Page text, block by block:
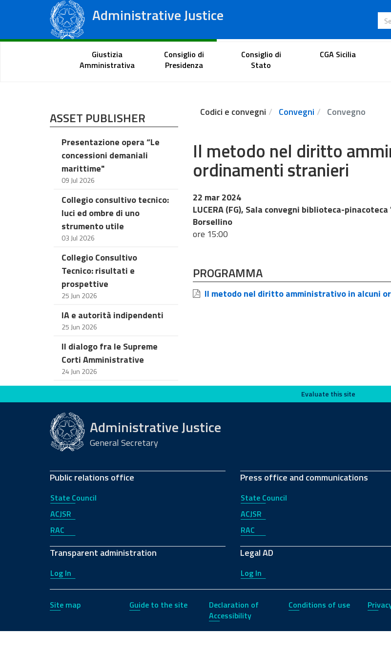
Administrative Justice
Regional Administrative Courts
Citizen Portal Lawyer's portal
Giustizia
Amministrativa
Consiglio di
Presidenza
Consiglio di
Stato
CGA Sicilia
ASSET PUBLISHER
Presentazione opera “Le
concessioni demaniali
marittime"
09 Jul 2026
Collegio consultivo tecnico:
luci ed ombre di uno
strumento utile
03 Jul 2026
Collegio Consultivo
Tecnico: risultati e
prospettive
25 Jun 2026
IA e autorità indipendenti
25 Jun 2026
Il dialogo fra le Supreme
Corti Amministrative
24 Jun 2026
Codici e convegni Convegni Convegno
Il metodo nel diritto
ordinamenti stranieri
22 mar 2024
LUCERA (FG), Sala convegni biblioteca-
Borsellino
ore 15:00
PROGRAMMA
Il metodo nel diritto amministrativo in alcuni
Evaluate this site Evaluate this site
Administrative Justice
General Secretary
Public relations office
State Council
ACJSR
RAC
Transparent administration
Log In
Press office and communications
State Council
ACJSR
RAC
Legal AD
Log In
Site map Guide to the site
Declaration of
Accessibility
Conditions of use